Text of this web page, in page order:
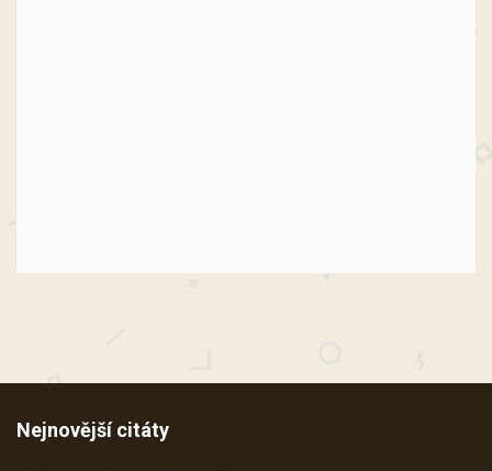
Nejnovější citáty